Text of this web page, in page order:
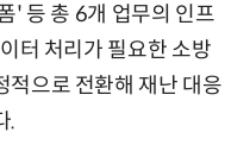
' 등 총 6개 업무의 인프
터 처리가 필요한 소방
적으로 전환해 재난 대응
.